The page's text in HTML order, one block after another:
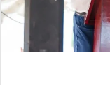
l